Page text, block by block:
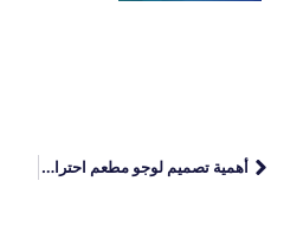
أهمية تصميم لوجو مطعم احترافي